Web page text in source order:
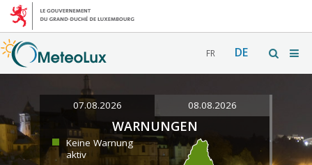
FR DE
07.08.2026 08.08.2026
WARNUNGEN
Keine Warnung
aktiv